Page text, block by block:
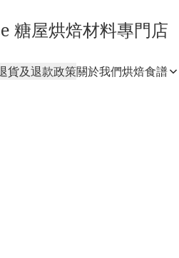
糖屋烘焙材料專門店
貨及退款政策關於我們烘焙食譜